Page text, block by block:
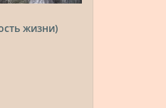
жизни)